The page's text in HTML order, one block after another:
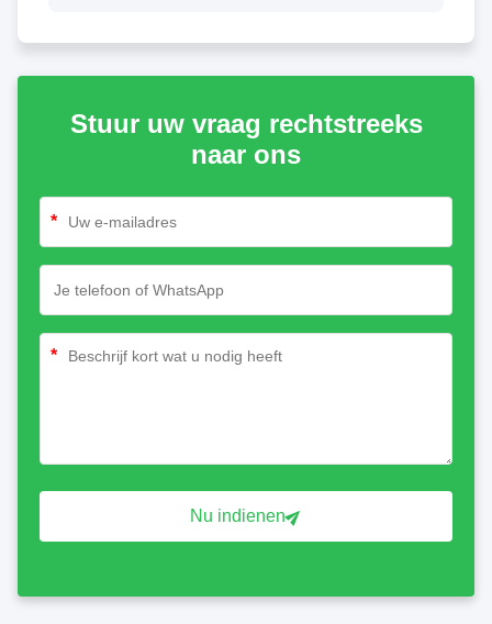
stuur uw vraag rechtstreeks
naar ons
*
*
Nu indienen